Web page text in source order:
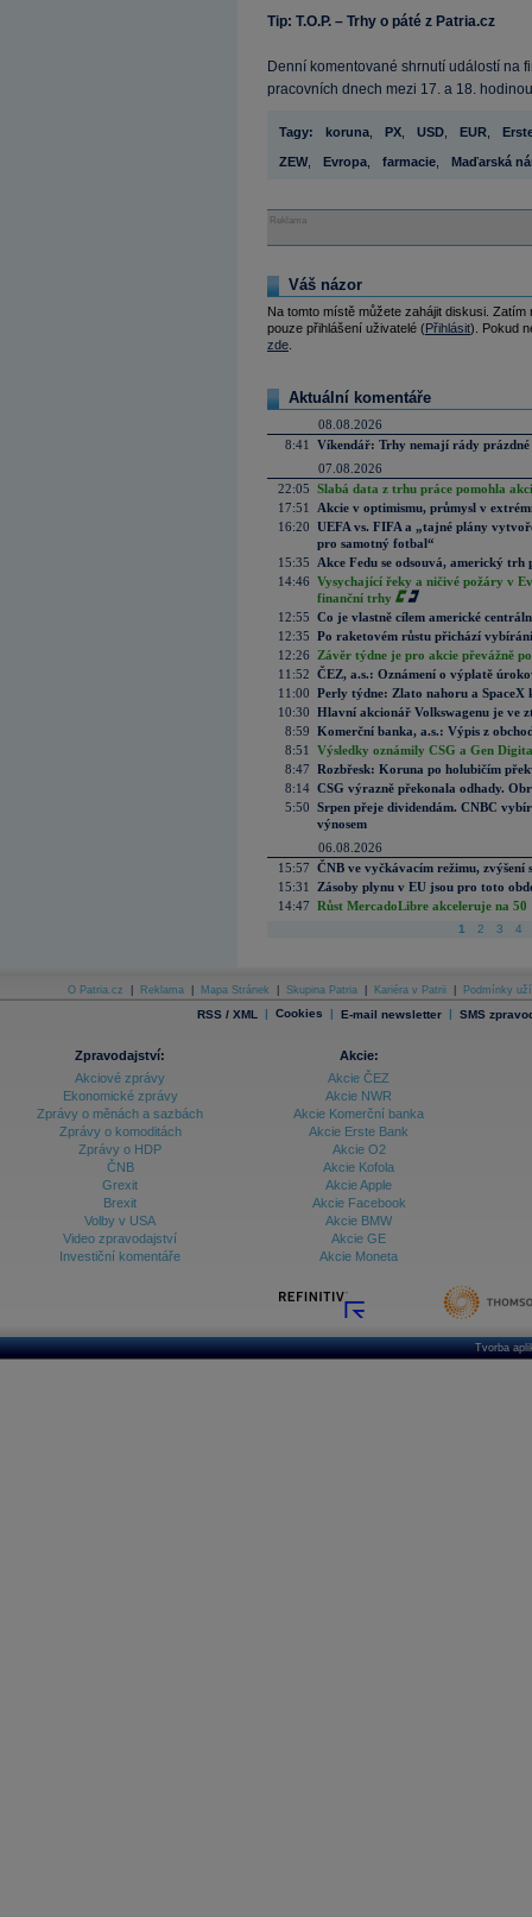
Tip: T.O.P. – Trhy o páté z Patria.cz
Denní komentované shrnutí událostí na
pracovních dnech mezi 17. a 18.
Tagy: koruna PX USD EUR
ZEW, Evropa farmacie Maďarská
Reklama
Váš názor
Na tomto místě můžete zahájit diskusi.
pouze přihlášení uživatelé (Přihlásit). Pokud
zde
Aktuální komentáře
08.08.2026
8:41
Víkendář: Trhy nemají rády prázdné
07.08.2026
22:05 Slabá data z trhu práce pomohla
17:51
Akcie v optimismu, průmysl v
16:20 UEFA vs. FIFA a „tajné plány
pro samotný fotbal“
15:35
Akce Fedu se odsouvá, americký
14:46 Vysychající řeky a ničivé požáry v
finanční trhy
12:55 Co je vlastně cílem americké
12:35 Po raketovém růstu přichází
12:26
Závěr týdne je pro akcie převážně
11:52 ČEZ, a.s.: Oznámení o výplatě
11:00 Perly týdne: Zlato nahoru a SpaceX
10:30 Hlavní akcionář Volkswagenu je ve
8:59 Komerční banka, a.s.: Výpis z
8:51
Výsledky oznámily CSG a Gen
8:47 Rozbřesk: Koruna po holubičím
8:14 CSG výrazně překonala odhady.
5:50 Srpen přeje dividendám. CNBC
výnosem
06.08.2026
15:57 ČNB ve vyčkávacím režimu, zvýšení
15:31
Zásoby plynu v EU jsou pro toto
14:47 Růst MercadoLibre akceleruje na
1 2 3 4
O Patria.cz Reklama Mapa Stránek Skupina Patria Kariéra v Patrii Podmínky
RSS / XML | Cookies | E-mail newsletter | SMS
Zpravodajství:
Akciové zprávy
Ekonomické zprávy
Zprávy o měnách a sazbách
Zprávy o komoditách
Zprávy o HDP
ČNB
Grexit
Brexit
Volby v USA
Video zpravodajství
Investiční komentáře
Akcie:
Akcie ČEZ
Akcie NWR
Akcie Komerční banka
Akcie Erste Bank
Akcie O2
Akcie Kofola
Akcie Apple
Akcie Facebook
Akcie BMW
Akcie GE
Akcie Moneta
Tvorba